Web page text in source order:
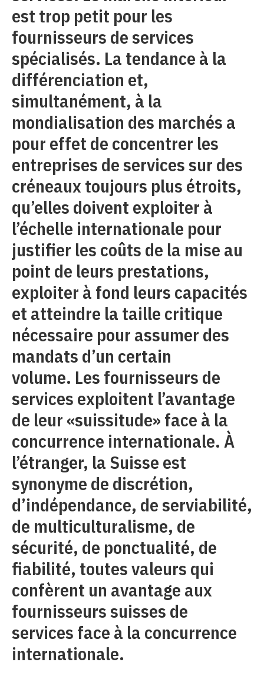
est trop petit pour les
fournisseurs de services
spécialisés. La tendance à la
différenciation et,
simultanément, à la
mondialisation des marchés a
pour effet de concentrer les
entreprises de services sur des
créneaux toujours plus étroits,
qu’elles doivent exploiter à
l’échelle internationale pour
justifier les coûts de la mise au
point de leurs prestations,
exploiter à fond leurs capacités
et atteindre la taille critique
nécessaire pour assumer des
mandats d’un certain
volume. Les fournisseurs de
services exploitent l’avantage
de leur «suissitude» face à la
concurrence internationale. À
l’étranger, la Suisse est
synonyme de discrétion,
d’indépendance, de serviabilité,
de multiculturalisme, de
sécurité, de ponctualité, de
fiabilité, toutes valeurs qui
confèrent un avantage aux
fournisseurs suisses de
services face à la concurrence
internationale.